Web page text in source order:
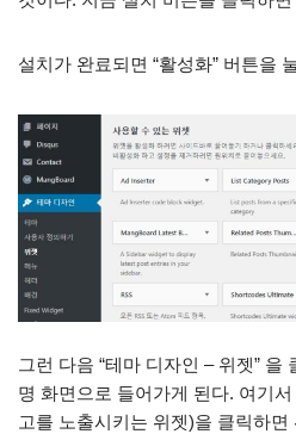
설치가 완료되면 “활성화” 버튼을
그런 다음 “테마 디자인 – 위젯” 을
명 화면으로 들어가게 된다. 여기
고를 노출시키는 위젯)을 클릭하면